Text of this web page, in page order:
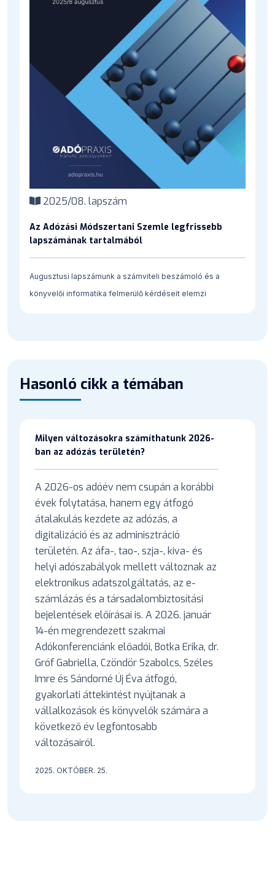
2025/08. lapszám
Az Adózási Módszertani Szemle legfrissebb
lapszámának tartalmából
Augusztusi lapszámunk a számviteli beszámoló és a
könyvelői informatika felmerülő kérdéseit elemzi
Hasonló cikk a témában
Milyen változásokra számíthatunk 2026-
ban az adózás területén?
A 2026-os adóév nem csupán a korábbi
évek folytatása, hanem egy átfogó
átalakulás kezdete az adózás, a
digitalizáció és az adminisztráció
területén. Az áfa-, tao-, szja-, kiva- és
helyi adószabályok mellett változnak az
elektronikus adatszolgáltatás, az e-
számlázás és a társadalombiztosítási
bejelentések előírásai is. A 2026. január
14-én megrendezett szakmai
Adókonferenciánk előadói, Botka Erika, dr.
Gróf Gabriella, Czöndör Szabolcs, Széles
Imre és Sándorné Új Éva átfogó,
gyakorlati áttekintést nyújtanak a
vállalkozások és könyvelők számára a
következő év legfontosabb
változásairól.
2025. OKTÓBER. 25.